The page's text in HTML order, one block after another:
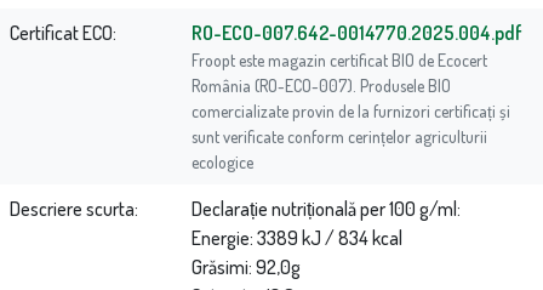
Certificat ECO RO-ECO-007.642-0014770.2025.004.pdf
Froopt este magazin certificat BIO de Ecocert
România (RO-ECO-007). Produsele BIO
comercializate provin de la furnizori certificați și
sunt verificate conform cerințelor agriculturii
ecologice
Descriere scurta
Declarație nutrițională per 100 g/ml:
Energie: 3389 kJ / 834 kcal
Grăsimi: 92,0g